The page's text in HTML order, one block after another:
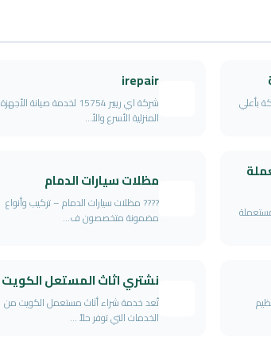
بأعلي
irepair
شركة اي ريبير 15754 لخدمة صيانة الأجهزة
المنزلية الأسرع والأ...
مظلات سيارات الدمام
???? مظلات سيارات الدمام – تركيب وأنواع
مضمونة متخصصون ف...
نشتري اثاث المستعل الكويت
تُعد خدمة شراء أثاث مستعمل الكويت من
الخدمات التي توفر حلاً ...